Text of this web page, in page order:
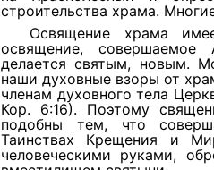
строительства храма.
Освящение храма
освящение, совершаемое
делается святым, новым.
наши духовные взоры от
членам духовного тела
Кор. 6:16). Поэтому
подобны тем, что
Таинствах Крещения и
человеческими руками,